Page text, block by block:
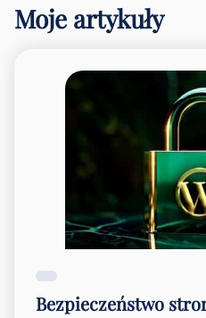
Moje artykuły
Bezpieczeństwo